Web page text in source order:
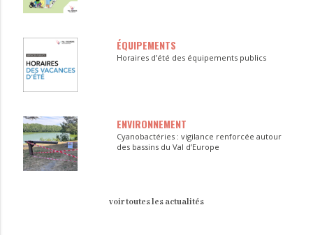
ÉQUIPEMENTS
Horaires d’été des équipements publics
ENVIRONNEMENT
Cyanobactéries : vigilance renforcée autour
des bassins du Val d’Europe
voir toutes les actualités